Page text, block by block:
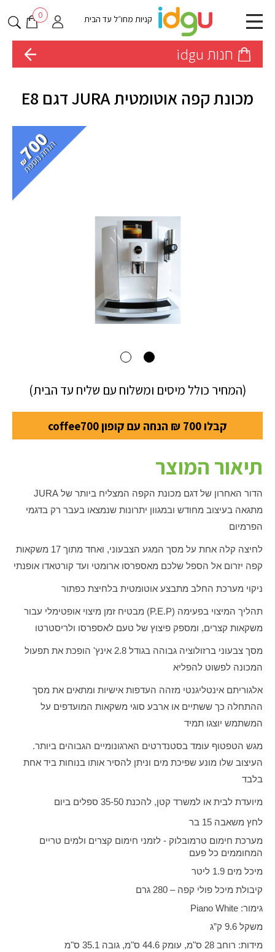
קניות מחו״ל עד הבית 0
חנות idgu
מכונת קפה אוטומטית JURA דגם E8
(המחיר כולל מיסים ומשלוח עם שליח עד הבית)
קבלו 700 ₪ הנחה עם קופון coffee700
תיאור המוצר
הדור האחרון של דגם מכונת הקפה המצליח ביותר של JURA
מתגאה בעיצוב מחודש ובמגוון יתרונות שנמצאו בעבר רק בדגמי
הפרמיום
לחיצה קלה אחת על מסך המגע הצבעוני, ואחד מתוך 17 משקאות
קפה יזרום אל הספל שלכם מאספרסו ארומטי ועד קורטאדו אופנתי
ניקוי מערכת החלב מתבצע אוטומטית בלחיצת כפתור
תהליך המיצוי בפעימה (P.E.P) מבטיח זמן מיצוי אופטימלי עבור
משקאות קצרים, ומספק פיצוץ של טעם לאספרסו ולריסטרטו
מסך צבעוני ברזולוציה גבוהה בגודל 2.8 אינץ' הופכת את תפעול
המכונה לפשוט להפליא
אלגוריתם אינטליגנטי מזהה העדפות אישיות ומתאים את מסך
ההתחלה כך ששתיים או ארבע סוגי משקאות המועדפים על
המשתמש יוצגו תמיד
מגש הטפטוף עומד בסטנדרטים הארגונומיים הגבוהים ביותר.
העיצוב שלו מונע שפיכת מים וניתן להסיר אותו בנוחות ביד אחת
בלבד
מיועדת לבית או למשרד קטן, להכנת 35-50 ספלים ביום
לחץ משאבה 15 בר
מערכת חימום טרמובלוק - לזמני חימום קצרים ולמים טריים
המחוממים כל פעם
מיכל מים 1.9 ליטר
קיבולת מיכל פולי קפה – 280 גרם
גימור: Piano White
משקל 9.6 ק”ג
מידות: רוחב 28 ס"מ, עומק 44.6 ס"מ, גובה 35.1 ס"מ